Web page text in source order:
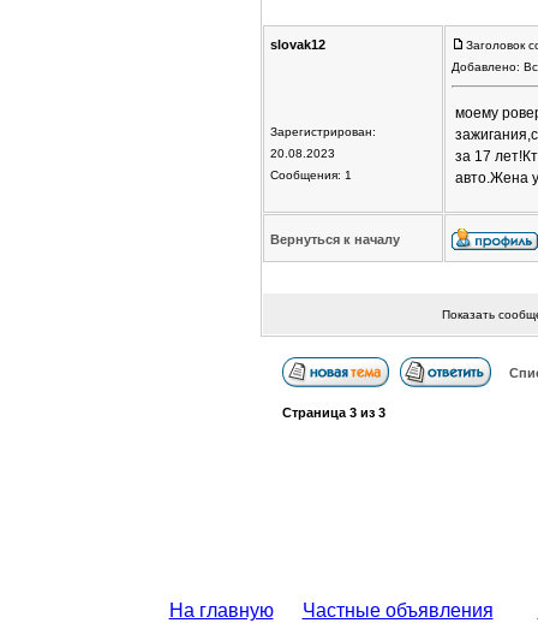
slovak12
Зарегистрирован:
20.08.2023
Сообщения: 1
Заголовок
Добавлено:
моему
за 17
авто.Жена
Вернуться к началу
Показать
Страница 3из 3
На главную Частные объявления